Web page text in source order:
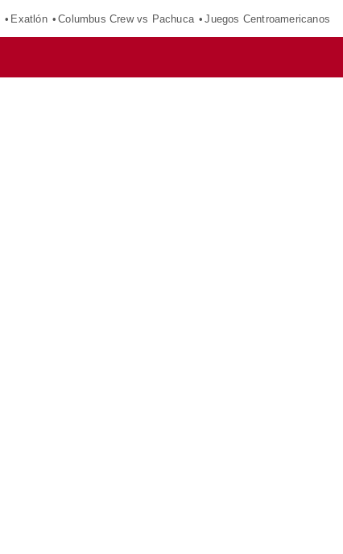
Exatlón Columbus Crew vs Pachuca Juegos Centroamericanos